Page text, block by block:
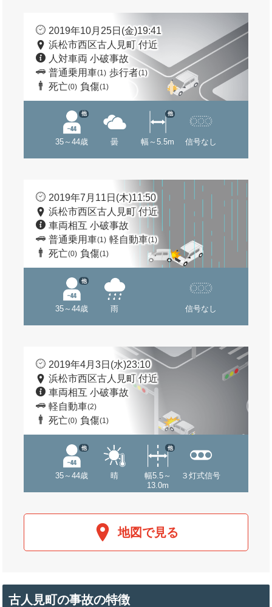
2019年10月25日(金)19:41
浜松市西区古人見町 付近
人対車両 小破事故
普通乗用車(1) 歩行者(1)
死亡(0) 負傷(1)
35～44歳
他
曇 幅～5.5m
他
信号なし
2019年7月11日(木)11:50
浜松市西区古人見町 付近
車両相互 小破事故
普通乗用車(1) 軽自動車(1)
死亡(0) 負傷(1)
35～44歳
他
雨 信号なし
2019年4月3日(水)23:10
浜松市西区古人見町 付近
車両相互 小破事故
軽自動車(2)
死亡(0) 負傷(1)
35～44歳
他
晴
幅5.5～
13.0m
他
３灯式信号
地図で見る
古人見町の事故の特徴